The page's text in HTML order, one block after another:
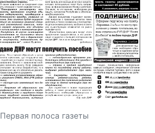
Первая полоса газеты